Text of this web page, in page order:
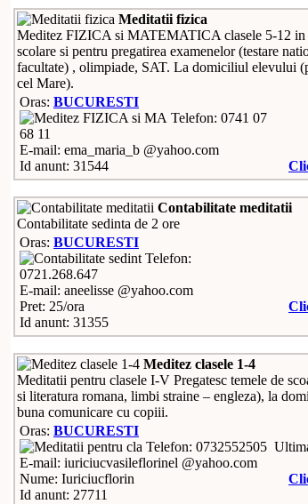
Meditatii fizica
Meditez FIZICA si MATEMATICA clasele 5-12 in
scolare si pentru pregatirea examenelor (testare
facultate) , olimpiade, SAT. La domiciliul elevului
cel Mare).
Oras: BUCURESTI
Telefon: 0741 07
68 11
E-mail: ema_maria_b @yahoo.com
Id anunt: 31544
Contabilitate meditatii
Contabilitate sedinta de 2 ore
Oras: BUCURESTI
Telefon:
0721.268.647
E-mail: aneelisse @yahoo.com
Pret: 25/ora
Id anunt: 31355
Meditez clasele 1-4
Meditatii pentru clasele I-V Pregatesc temele de
si literatura romana, limbi straine – engleza), la
buna comunicare cu copiii.
Oras: BUCURESTI
Telefon: 0732552505
E-mail: iuriciucvasileflorinel @yahoo.com
Nume: Iuriciucflorin
Id anunt: 27711